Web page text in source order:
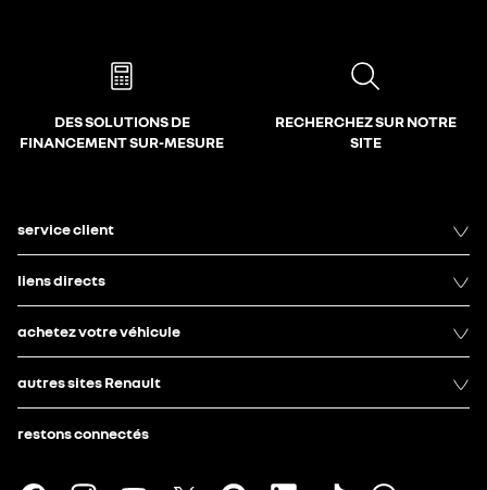
DES SOLUTIONS DE
FINANCEMENT SUR-MESURE
RECHERCHEZ SUR NOTRE
SITE
service client
liens directs
achetez votre véhicule
autres sites Renault
restons connectés